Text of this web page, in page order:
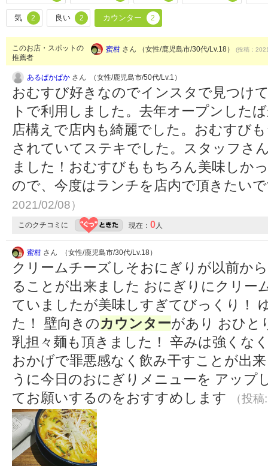
気 2 良い 2 カウンター 2
このお店・スポットの
推薦者
蜜柑 さん （女性/鹿児島市/30代/Lv.18） (投稿：
あるぱかぱか さん （女性/鹿児島市/50代/Lv.1）
おむすび好きなのでインスタで見つけ
トで利用しました。去年オープンした
店構えで店内も綺麗でした。おむすび
されていてステキでした。スタッフさ
ました！おむすびももちろん美味しか
ので、今度はランチを店内で頂きたい
2021/02/08）
このクチコミに 現在： 0人
蜜柑 さん （女性/鹿児島市/30代/Lv.18）
クリームチーズしそおにぎりが以前か
ることが出来ました おにぎりにクリー
ていましたが美味しすぎてびっくり！
た！ 壁向きのカウンターがあり おひと
乳担々麺も頂きました！ 辛みは強くな
おかげで罪悪感なく飲み干すことが出
うに今日のおにぎりメニューを アップ
てお願いするのをおすすめします
（投